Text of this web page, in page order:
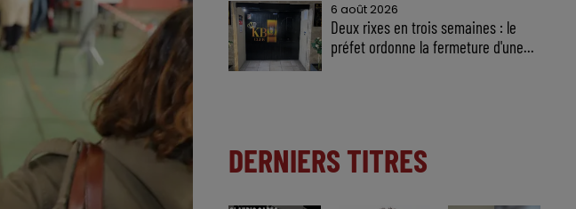
6 août 2026
Deux rixes en trois semaines : le
préfet ordonne la fermeture d'une...
DERNIERS TITRES